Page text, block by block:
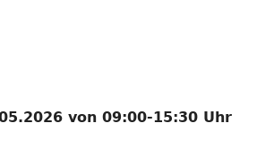
von 09:00-15:30 Uhr